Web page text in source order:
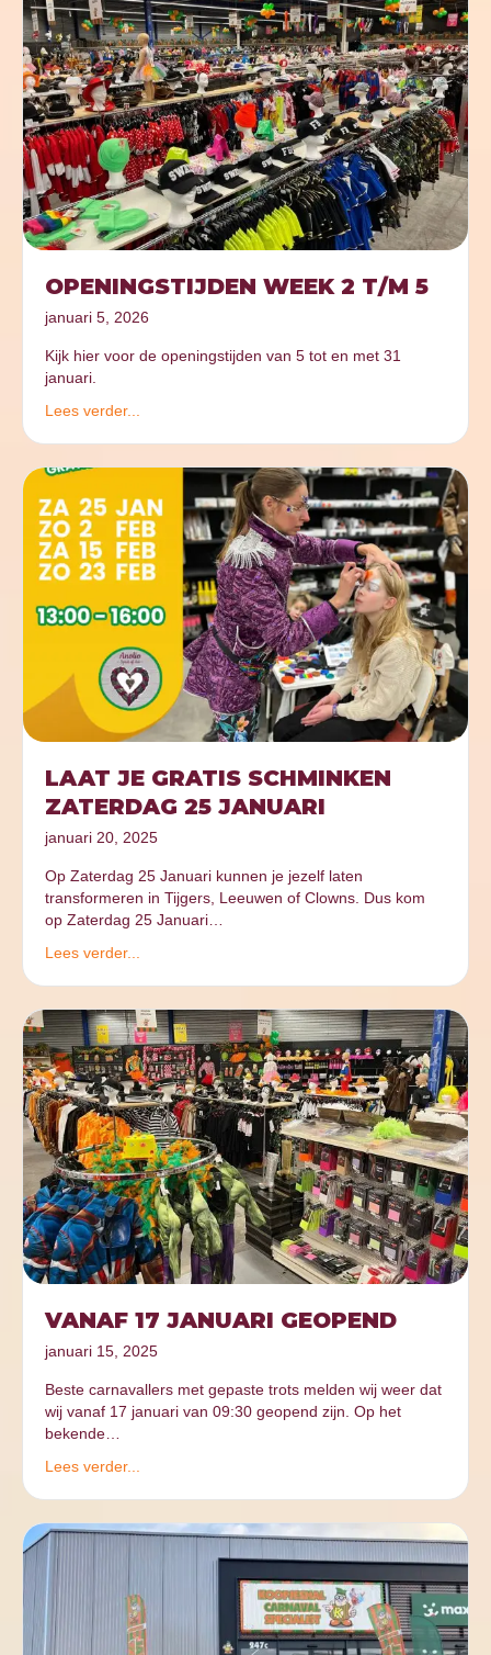
OPENINGSTIJDEN WEEK 2 T/M 5
januari 5, 2026
Kijk hier voor de openingstijden van 5 tot en met 31
januari.
Lees verder...
LAAT JE GRATIS SCHMINKEN
ZATERDAG 25 JANUARI
januari 20, 2025
Op Zaterdag 25 Januari kunnen je jezelf laten
transformeren in Tijgers, Leeuwen of Clowns. Dus kom
op Zaterdag 25 Januari…
Lees verder...
VANAF 17 JANUARI GEOPEND
januari 15, 2025
Beste carnavallers met gepaste trots melden wij weer dat
wij vanaf 17 januari van 09:30 geopend zijn. Op het
bekende…
Lees verder...